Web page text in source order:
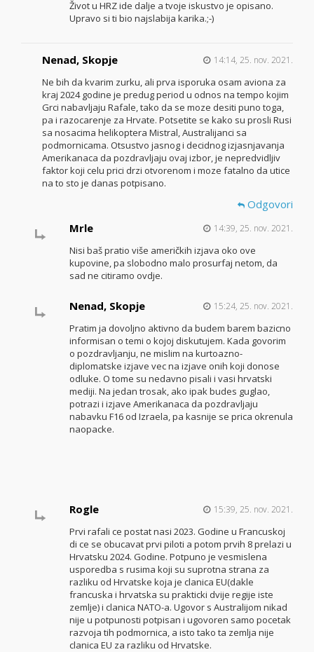
Život u HRZ ide dalje a tvoje iskustvo je opisano.
Upravo si ti bio najslabija karika.;-)
Nenad, Skopje 14:14, 25. nov. 2021.
Ne bih da kvarim zurku, ali prva isporuka osam aviona za
kraj 2024 godine je predug period u odnos na tempo kojim
Grci nabavljaju Rafale, tako da se moze desiti puno toga,
pa i razocarenje za Hrvate. Potsetite se kako su prosli Rusi
sa nosacima helikoptera Mistral, Australijanci sa
podmornicama. Otsustvo jasnog i decidnog izjasnjavanja
Amerikanaca da pozdravljaju ovaj izbor, je nepredvidljiv
faktor koji celu prici drzi otvorenom i moze fatalno da utice
na to sto je danas potpisano.
Odgovori
Mrle
14:39, 25. nov. 2021.
Nisi baš pratio više američkih izjava oko ove
kupovine, pa slobodno malo prosurfaj netom, da
sad ne citiramo ovdje.
Nenad, Skopje 15:24, 25. nov. 2021.
Pratim ja dovoljno aktivno da budem barem bazicno
informisan o temi o kojoj diskutujem. Kada govorim
o pozdravljanju, ne mislim na kurtoazno-
diplomatske izjave vec na izjave onih koji donose
odluke. O tome su nedavno pisali i vasi hrvatski
mediji. Na jedan trosak, ako ipak budes guglao,
potrazi i izjave Amerikanaca da pozdravljaju
nabavku F16 od Izraela, pa kasnije se prica okrenula
naopacke.
Rogle 15:39, 25. nov. 2021.
Prvi rafali ce postat nasi 2023. Godine u Francuskoj
di ce se obucavat prvi piloti a potom prvih 8 prelazi u
Hrvatsku 2024. Godine. Potpuno je vesmislena
usporedba s rusima koji su suprotna strana za
razliku od Hrvatske koja je clanica EU(dakle
francuska i hrvatska su prakticki dvije regije iste
zemlje) i clanica NATO-a. Ugovor s Australijom nikad
nije u potpunosti potpisan i ugovoren samo pocetak
razvoja tih podmornica, a isto tako ta zemlja nije
clanica EU za razliku od Hrvatske.